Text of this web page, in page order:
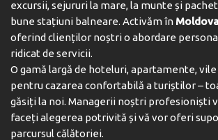
Dining facilities include a restaurant, a
Half board can be booked. A generous
lunch and dinner offer plenty of
are also happy to provide children's
Adresa:
Argassi, Zakynthos, Greece
Telefon:+302695024810
excursii, sejururi la mare, la munte și
bune stațiuni balneare. Activăm în Moldova
oferind clienților noștri o abordare
ridicat de servicii.
O gamă largă de hoteluri, apartamente,
pentru cazarea confortabilă a turiștilor –
găsiți la noi. Managerii noștri profesioniști
faceți alegerea potrivită și vă vor oferi
parcursul călătoriei.